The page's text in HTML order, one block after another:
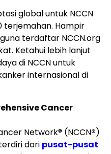
global untuk NCCN
terjemahan. Hampir
terdaftar NCCN.org
Ketahui lebih lanjut
di NCCN untuk
internasional di
Cancer
Network® (NCCN®)
dari pusat-pusat